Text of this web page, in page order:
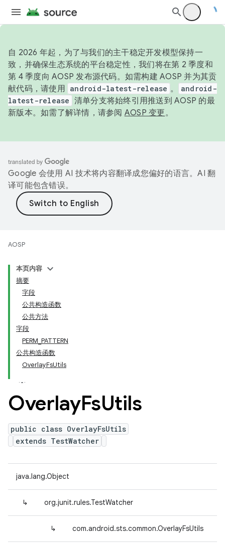
自 2026 年起，为了与我们的主干稳定开发模型保持一
致，并确保生态系统的平台稳定性，我们将在第 2 季度和
第 4 季度向 AOSP 发布源代码。如需构建 AOSP 并为其贡
献代码，请使用 android-latest-release 。
android-
latest-release 清单分支将始终引用推送到 AOSP 的最
新版本。如需了解详情，请参阅 AOSP 变更。
Google 会使用 AI 技术将内容翻译成您偏好的语言。AI 翻
译可能包含错误。
AOSP
本页内容
摘要
字段
公共构造函数
公共方法
字段
PERM_PATTERN
公共构造函数
OverlayFsUtils
OverlayFsUtils
public class OverlayFsUtils
extends TestWatcher
java.lang.Object
↳ org.junit.rules.TestWatcher
↳ com.android.sts.common.OverlayFsUtils